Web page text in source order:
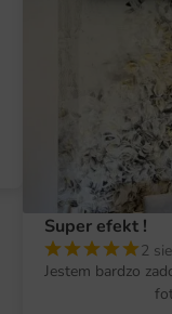
Super efekt !
2
Jestem bardzo